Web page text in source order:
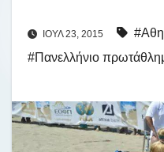
ΙΟΎΛ 23, 2015
#Πανελλήνιο